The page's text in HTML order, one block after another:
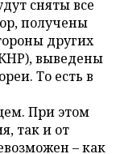
сняты все
получены
других
выведены
То есть в
При этом
так и от
– как